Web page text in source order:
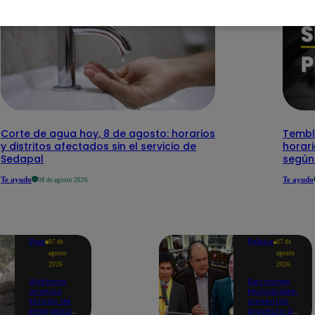
Corte de agua hoy, 8 de agosto: horarios
y distritos afectados sin el servicio de
Sedapal
Te ayudo 08 de agosto 2026 Te ayudo
Perú 07 de
agosto
2026
Gobierno
anuncia
estado de
emergencia
Política 07 de
agosto
2026
Elecciones
Municipales:
presentan
proyecto de